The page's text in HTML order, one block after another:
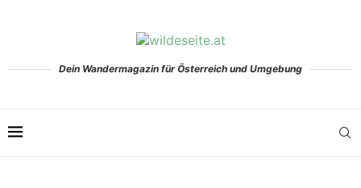
Dein Wandermagazin für Österreich und Umgebung